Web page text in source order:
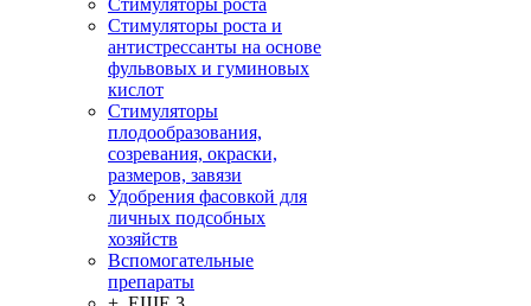
Стимуляторы роста
Стимуляторы роста и
антистрессанты на основе
фульвовых и гуминовых
кислот
Стимуляторы
плодообразования,
созревания, окраски,
размеров, завязи
Удобрения фасовкой для
личных подсобных
хозяйств
Вспомогательные
препараты